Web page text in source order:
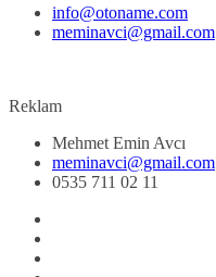
info@otoname.com
meminavci@gmail.com
Reklam
Mehmet Emin Avcı
meminavci@gmail.com
0535 711 02 11